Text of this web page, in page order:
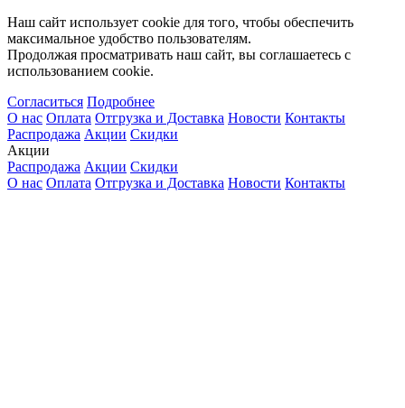
Наш сайт использует cookie для того, чтобы обеспечить
максимальное удобство пользователям.
Продолжая просматривать наш сайт, вы соглашаетесь с
использованием cookie.
Согласиться Подробнее
О нас Оплата Отгрузка и Доставка Новости Контакты
Распродажа Акции Скидки
Акции
Распродажа Акции Скидки
О нас Оплата Отгрузка и Доставка Новости Контакты